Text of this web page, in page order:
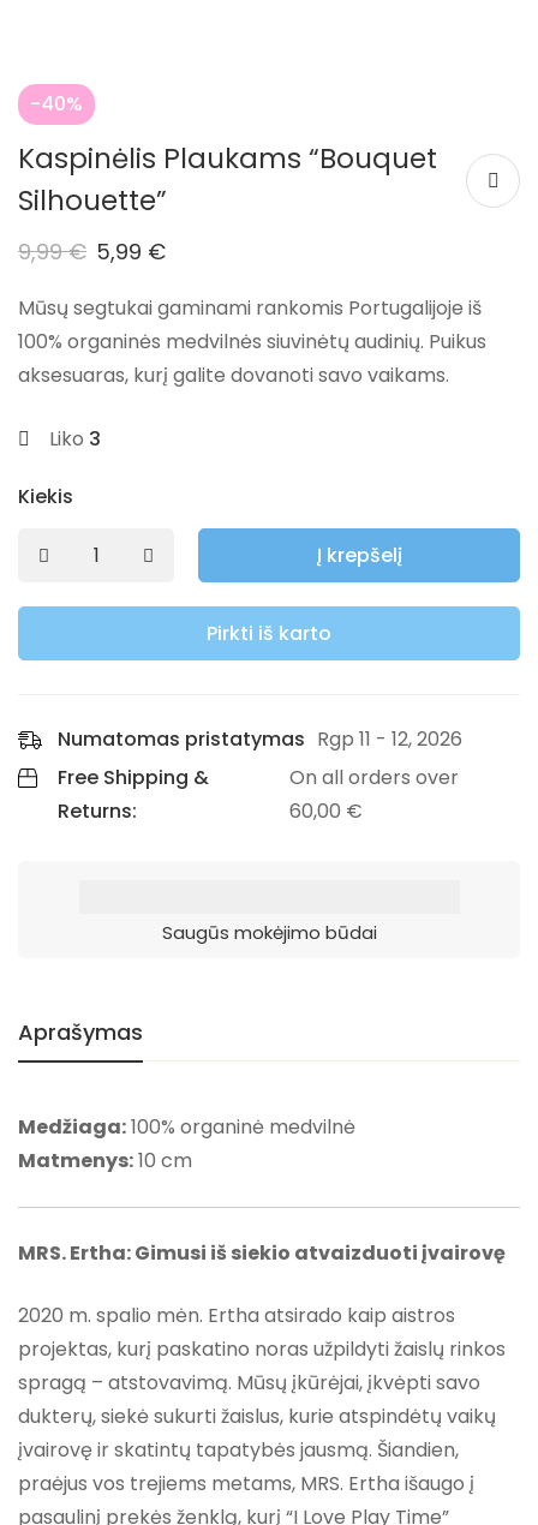
-40%
Kaspinėlis Plaukams “Bouquet
Silhouette”
9,99€ 5,99 €
Mūsų segtukai gaminami rankomis Portugalijoje iš
100% organinės medvilnės siuvinėtų audinių. Puikus
aksesuaras, kurį galite dovanoti savo vaikams.
Liko 3
Kiekis
Į krepšelį
Pirkti iš karto
Numatomas pristatymas Rgp 11 - 12, 2026
Free Shipping &
Returns:
On all orders over
60,00 €
Saugūs mokėjimo būdai
Aprašymas
Medžiaga:100% organinė medvilnė
Matmenys:10 cm
MRS. Ertha: Gimusi iš siekio atvaizduoti įvairovę
2020 m. spalio mėn. Ertha atsirado kaip aistros
projektas, kurį paskatino noras užpildyti žaislų rinkos
spragą – atstovavimą. Mūsų įkūrėjai, įkvėpti savo
dukterų, siekė sukurti žaislus, kurie atspindėtų vaikų
įvairovę ir skatintų tapatybės jausmą. Šiandien,
praėjus vos trejiems metams, MRS. Ertha išaugo į
pasaulinį prekės ženklą, kurį “I Love Play Time”